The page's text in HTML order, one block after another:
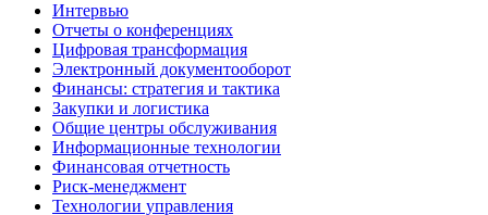
Интервью
Отчеты о конференциях
Цифровая трансформация
Электронный документооборот
Финансы: стратегия и тактика
Закупки и логистика
Общие центры обслуживания
Информационные технологии
Финансовая отчетность
Риск-менеджмент
Технологии управления